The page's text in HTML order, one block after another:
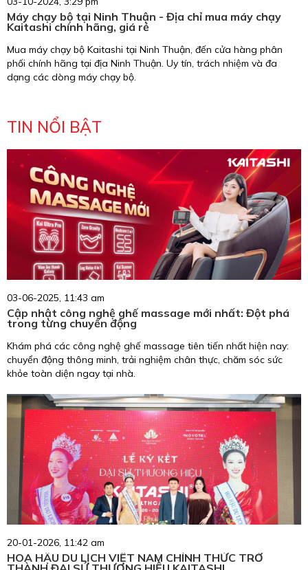
Máy chạy bộ tại Ninh Thuận - Địa chỉ mua máy chạy
Kaitashi chính hãng, giá rẻ
Mua máy chạy bộ Kaitashi tại Ninh Thuận, đến cửa hàng phân
phối chính hãng tại địa Ninh Thuận. Uy tín, trách nhiệm và đa
dạng các dòng máy chạy bộ.
TIN NỔI BẬT
03-06-2025, 11:43 am
Cập nhật công nghệ ghế massage mới nhất: Đột phá
trong từng chuyển động
Khám phá các công nghệ ghế massage tiên tiến nhất hiện nay:
chuyển động thông minh, trải nghiệm chân thực, chăm sóc sức
khỏe toàn diện ngay tại nhà.
20-01-2026, 11:42 am
HOA HẬU DU LỊCH VIỆT NAM CHÍNH THỨC TRỞ